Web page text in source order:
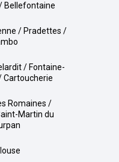
Bellefontaine
Cartoucherie
Martin du